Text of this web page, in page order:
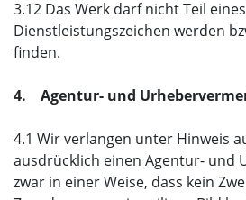
3.12 Das Werk darf nicht Teil
Dienstleistungszeichen werden
finden.
4. Agentur- und
4.1 Wir verlangen unter Hinweis
ausdrücklich einen Agentur- und
zwar in einer Weise, dass kein